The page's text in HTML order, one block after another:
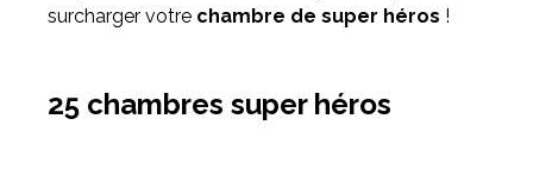
surcharger votre chambre de super héros !
25 chambres super héros